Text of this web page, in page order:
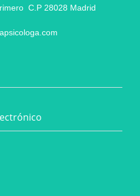
C.P 28028 Madrid